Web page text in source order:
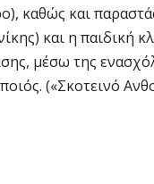
καθώς και
και η παιδική
μέσω της
(«Σκοτεινό